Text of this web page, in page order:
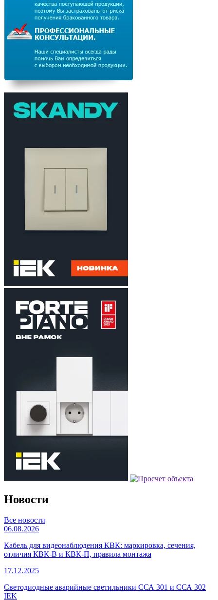
Новости
Все новости
06.08.2026
Кабель для видеонаблюдения КВК: маркировка, сечения,
отличия КВК-В и КВК-П, правила монтажа
17.12.2025
Светодиодные аварийные светильники ССА 301 и ССА 302
IEK